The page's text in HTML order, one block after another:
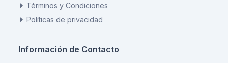
Términos y Condiciones
Políticas de privacidad
Información de Contacto